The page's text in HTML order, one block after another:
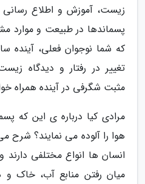
زیست، آموزش و اطلاع رسانی
پسماندها در طبیعت و موارد
که شما نوجوان فعلی، آینده
تغییر در رفتار و دیدگاه
مثبت شگرفی در آینده همراه
مرادی کیا درباره ی این که
هوا را آلوده می نمایند؟ شرح
انسان ها انواع مختلفی
میان رفتن منابع آب، خاک